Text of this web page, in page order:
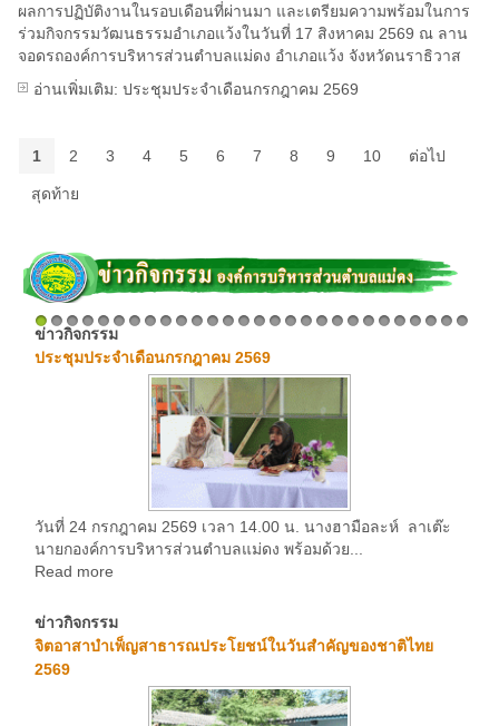
ผลการปฏิบัติงานในรอบเดือนที่ผ่านมา และเตรียมความพร้อมในการ
ร่วมกิจกรรมวัฒนธรรมอำเภอแว้งในวันที่ 17 สิงหาคม 2569 ณ ลาน
จอดรถองค์การบริหารส่วนตำบลแม่ดง อำเภอแว้ง จังหวัดนราธิวาส
อ่านเพิ่มเติม: ประชุมประจำเดือนกรกฎาคม 2569
1 2 3 4 5 6 7 8 9 10 ต่อไป
สุดท้าย
1 2 3 4 5 6
ข่าวกิจกรรม
ประชุมประจำเดือนกรกฎาคม 2569
วันที่ 24 กรกฎาคม 2569 เวลา 14.00 น. นางฮามือละห์ ลาเต๊ะ
นายกองค์การบริหารส่วนตำบลแม่ดง พร้อมด้วย...
Read more
ข่าวกิจกรรม
จิตอาสาบำเพ็ญสาธารณประโยชน์ในวันสำคัญของชาติไทย
2569